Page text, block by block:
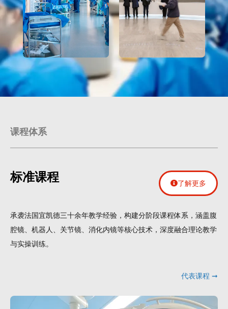
课程体系
标准课程 了解更多
承袭法国宜凯德三十余年教学经验，构建分阶段课程体系，涵盖腹
腔镜、机器人、关节镜、消化内镜等核心技术，深度融合理论教学
与实操训练。
代表课程 ➞